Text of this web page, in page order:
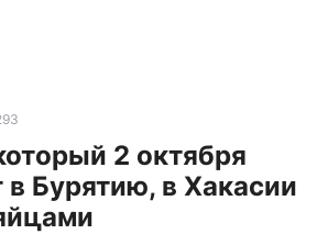
2 октября
в Бурятию, в Хакасии